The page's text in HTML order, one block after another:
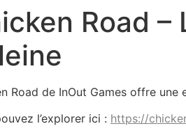
Road
Road de InOut Games offre une
l’explorer ici : https://